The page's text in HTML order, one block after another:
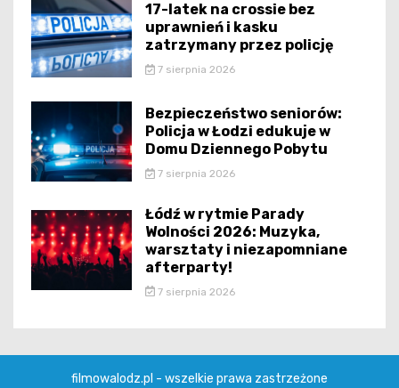
17-latek na crossie bez
uprawnień i kasku
zatrzymany przez policję
7 sierpnia 2026
Bezpieczeństwo seniorów:
Policja w Łodzi edukuje w
Domu Dziennego Pobytu
7 sierpnia 2026
Łódź w rytmie Parady
Wolności 2026: Muzyka,
warsztaty i niezapomniane
afterparty!
7 sierpnia 2026
filmowalodz.pl - wszelkie prawa zastrzeżone